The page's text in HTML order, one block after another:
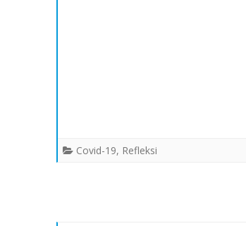
Covid-19, Refleksi